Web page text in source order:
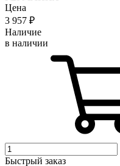
Цена
3 957 ₽
Наличие
в наличии
Быстрый заказ